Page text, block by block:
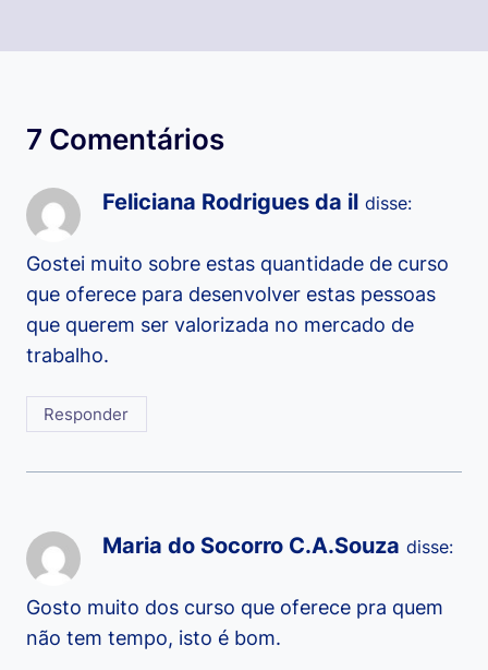
7 Comentários
Feliciana Rodrigues da il disse:
Gostei muito sobre estas quantidade de curso
que oferece para desenvolver estas pessoas
que querem ser valorizada no mercado de
trabalho.
Responder
Maria do Socorro C.A.Souza disse:
Gosto muito dos curso que oferece pra quem
não tem tempo, isto é bom.